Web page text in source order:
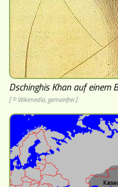
Dschinghis Khan auf einem
[ © Wikimedia, gemeinfrei ]